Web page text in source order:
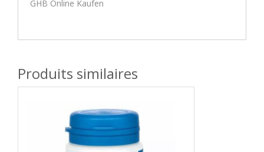
GHB Online Kaufen
Produits similaires